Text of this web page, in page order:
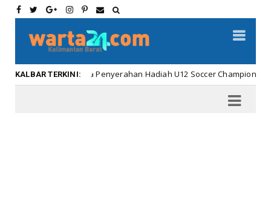
KALBAR TERKINI:
Meriahnya Penyerahan Hadiah U12 Soccer Championship ...